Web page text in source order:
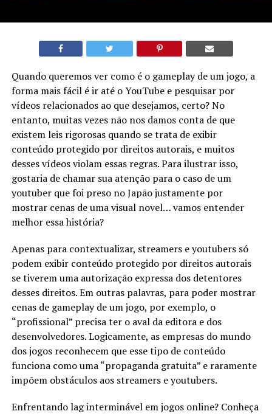
Quando queremos ver como é o gameplay de um jogo, a
forma mais fácil é ir até o YouTube e pesquisar por
vídeos relacionados ao que desejamos, certo? No
entanto, muitas vezes não nos damos conta de que
existem leis rigorosas quando se trata de exibir
conteúdo protegido por direitos autorais, e muitos
desses vídeos violam essas regras. Para ilustrar isso,
gostaria de chamar sua atenção para o caso de um
youtuber que foi preso no Japão justamente por
mostrar cenas de uma visual novel… vamos entender
melhor essa história?
Apenas para contextualizar, streamers e youtubers só
podem exibir conteúdo protegido por direitos autorais
se tiverem uma autorização expressa dos detentores
desses direitos. Em outras palavras, para poder mostrar
cenas de gameplay de um jogo, por exemplo, o
“profissional” precisa ter o aval da editora e dos
desenvolvedores. Logicamente, as empresas do mundo
dos jogos reconhecem que esse tipo de conteúdo
funciona como uma “propaganda gratuita” e raramente
impõem obstáculos aos streamers e youtubers.
Enfrentando lag interminável em jogos online? Conheça